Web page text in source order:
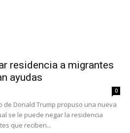
residencia a migrantes
ayudas
0
de Donald Trump propuso una nueva
se le puede negar la residencia
que reciben...